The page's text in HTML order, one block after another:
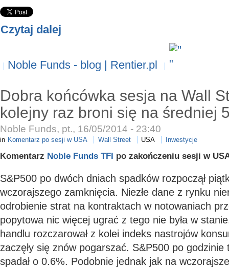
Czytaj dalej
Noble Funds - blog | Rentier.pl
Dobra końcówka sesja na Wall
kolejny raz broni się na średniej
Noble Funds, pt., 16/05/2014 - 23:40
in Komentarz po sesji w USA Wall Street USA Inwestycje
Komentarz Noble Funds TFI po zakończeniu sesji w
S&P500 po dwóch dniach spadków rozpoczął
wczorajszego zamknięcia. Niezłe dane z rynku
odrobienie strat na kontraktach w notowaniach
popytowa nic więcej ugrać z tego nie była w
handlu rozczarował z kolei indeks nastrojów
zaczęły się znów pogarszać. S&P500 po godzinie
spadał o 0.6%. Podobnie jednak jak na